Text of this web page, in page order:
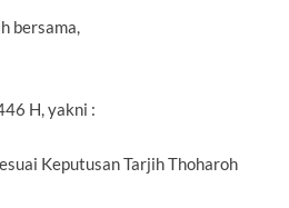
bersama,
H, yakni :
Keputusan Tarjih Thoharoh